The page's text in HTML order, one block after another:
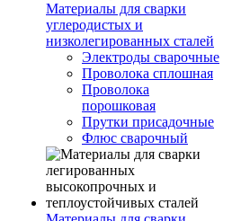
Материалы для сварки
углеродистых и
низколегированных сталей
Электроды сварочные
Проволока сплошная
Проволока
порошковая
Прутки присадочные
Флюс сварочный